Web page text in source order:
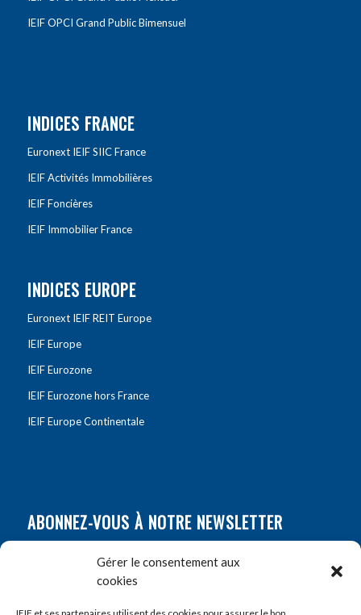
Gérer le consentement aux
cookies
IEIF OPCI Grand Public Bimensuel
INDICES FRANCE
Euronext IEIF SIIC France
IEIF Activités Immobilières
IEIF Foncières
IEIF Immobilier France
INDICES EUROPE
Euronext IEIF REIT Europe
IEIF Europe
IEIF Eurozone
IEIF Eurozone hors France
IEIF Europe Continentale
ABONNEZ-VOUS À NOTRE NEWSLETTER
Prénom*